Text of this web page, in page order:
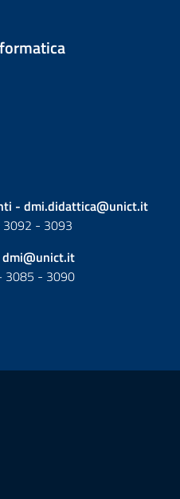
- dmi.didattica@unict.it
- 3093
dmi@unict.it
3085 - 3090
utili